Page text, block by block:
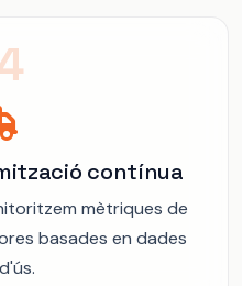
contínua
mètriques de
basades en dades